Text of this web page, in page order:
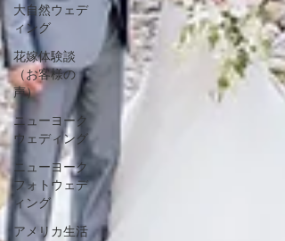
大自然ウェデ
ィング
花嫁体験談
（お客様の
声）
ニューヨーク
ウェディング
ニューヨーク
フォトウェデ
ィング
アメリカ生活